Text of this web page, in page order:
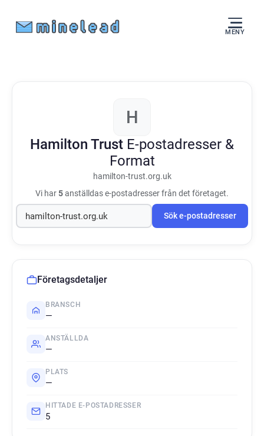
MENY
H
Hamilton Trust E-postadresser &
Format
hamilton-trust.org.uk
Vi har5anställdas e-postadresser från det företaget.
Sök e-postadresser
Företagsdetaljer
BRANSCH
—
ANSTÄLLDA
—
PLATS
—
HITTADE E-POSTADRESSER
5